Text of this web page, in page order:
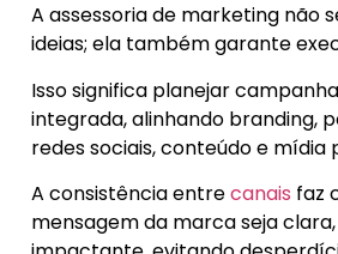
A assessoria de marketing não
ideias; ela também garante
Isso significa planejar
integrada, alinhando branding,
redes sociais, conteúdo e mídia
A consistência entrecanais faz
mensagem da marca seja